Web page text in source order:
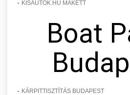
- KISAUTOK.HU MAKETT
Boat
- KÁRPITTISZTÍTÁS BUDAPEST